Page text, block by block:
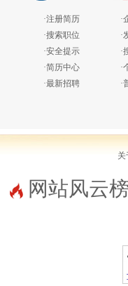
·注册简历
·搜索职位
·安全提示
·简历中心
·最新招聘
·
·
·
·
·
关
网站风云榜